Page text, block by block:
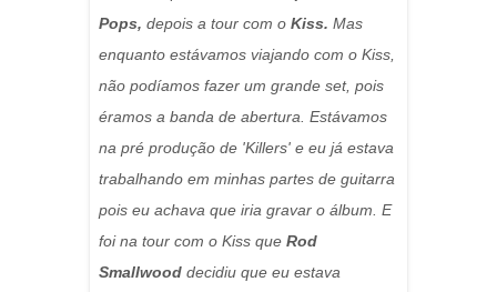
Pops, depois a tour com o Kiss. Mas
enquanto estávamos viajando com o Kiss,
não podíamos fazer um grande set, pois
éramos a banda de abertura. Estávamos
na pré produção de 'Killers' e eu já estava
trabalhando em minhas partes de guitarra
pois eu achava que iria gravar o álbum. E
foi na tour com o Kiss que Rod
Smallwood decidiu que eu estava